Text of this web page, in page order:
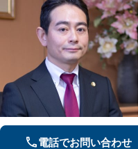
電話でお問い合わせ